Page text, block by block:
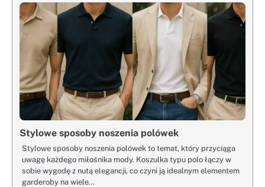
Stylowe sposoby noszenia polówek
Stylowe sposoby noszenia polówek to temat, który przyciąga
uwagę każdego miłośnika mody. Koszulka typu polo łączy w
sobie wygodę z nutą elegancji, co czyni ją idealnym elementem
garderoby na wiele…